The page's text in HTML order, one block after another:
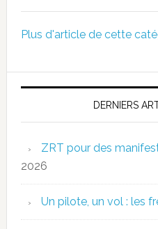
Plus d'article de cette
DERNIERS
ZRT pour des
2026
Un pilote, un vol : les